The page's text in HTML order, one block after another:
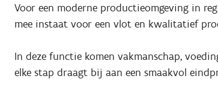
Voor een moderne productieomgeving in
mee instaat voor een vlot en kwalitatief
In deze functie komen vakmanschap,
elke stap draagt bij aan een smaakvol